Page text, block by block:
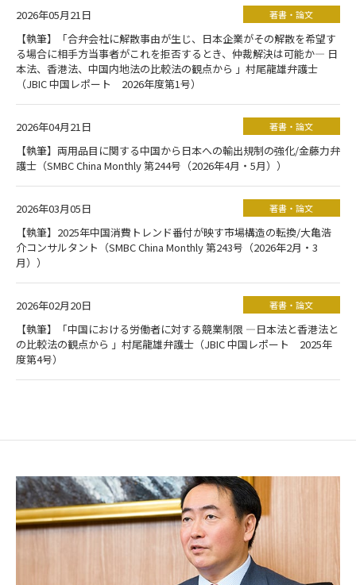
2026年05月21日 著書・論文
【執筆】「合弁会社に解散事由が生じ、日本企業がその解散を希望す
る場合に相手方当事者がこれを拒否するとき、仲裁解決は可能か― 日
本法、香港法、中国内地法の比較法の観点から 」村尾龍雄弁護士
（JBIC 中国レポート 2026年度第1号）
2026年04月21日 著書・論文
【執筆】両用品目に関する中国から日本への輸出規制の強化/金藤力弁
護士（SMBC China Monthly 第244号（2026年4月・5月））
2026年03月05日 著書・論文
【執筆】2025年中国消費トレンド番付が映す市場構造の転換/大亀浩
介コンサルタント（SMBC China Monthly 第243号（2026年2月・3
月））
2026年02月20日 著書・論文
【執筆】「中国における労働者に対する競業制限 ―日本法と香港法と
の比較法の観点から 」村尾龍雄弁護士（JBIC 中国レポート 2025年
度第4号）